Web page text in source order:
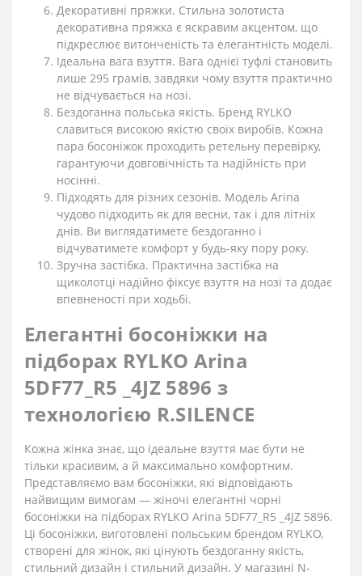
Декоративні пряжки. Стильна золотиста
декоративна пряжка є яскравим акцентом, що
підкреслює витонченість та елегантність моделі.
Ідеальна вага взуття. Вага однієї туфлі становить
лише 295 грамів, завдяки чому взуття практично
не відчувається на нозі.
Бездоганна польська якість. Бренд RYLKO
славиться високою якістю своїх виробів. Кожна
пара босоніжок проходить ретельну перевірку,
гарантуючи довговічність та надійність при
носінні.
Підходять для різних сезонів. Модель Arina
чудово підходить як для весни, так і для літніх
днів. Ви виглядатимете бездоганно і
відчуватимете комфорт у будь-яку пору року.
Зручна застібка. Практична застібка на
щиколотці надійно фіксує взуття на нозі та додає
впевненості при ходьбі.
Елегантні босоніжки на
підборах RYLKO Arina
5DF77_R5 _4JZ 5896 з
технологією R.SILENCE
Кожна жінка знає, що ідеальне взуття має бути не
тільки красивим, а й максимально комфортним.
Представляємо вам босоніжки, які відповідають
найвищим вимогам — жіночі елегантні чорні
босоніжки на підборах RYLKO Arina 5DF77_R5 _4JZ 5896.
Ці босоніжки, виготовлені польським брендом RYLKO,
створені для жінок, які цінують бездоганну якість,
стильний дизайн і стильний дизайн. У магазині N-